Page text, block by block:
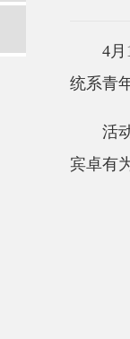
4
统系青
活
宾卓有